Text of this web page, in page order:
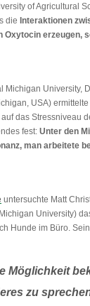
of Agricultural
dieInteraktionen
erzeugen,
Michigan University,
USA)
das Stressniveau
fest:Unter den
man arbeitete
untersuchte Matt
University)
Hunde im Büro.
Möglichkeit
zu